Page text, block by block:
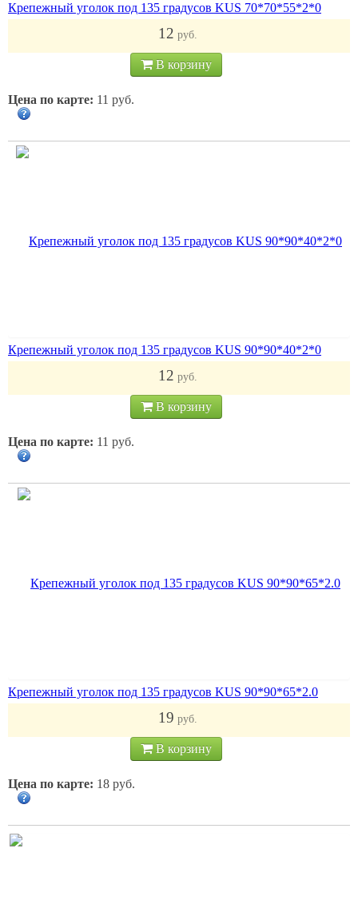
Крепежный уголок под 135 градусов KUS 70*70*55*2*0
12 руб.
В корзину
Цена по карте: 11 руб.
Крепежный уголок под 135 градусов KUS 90*90*40*2*0
12 руб.
В корзину
Цена по карте: 11 руб.
Крепежный уголок под 135 градусов KUS 90*90*65*2.0
19 руб.
В корзину
Цена по карте: 18 руб.